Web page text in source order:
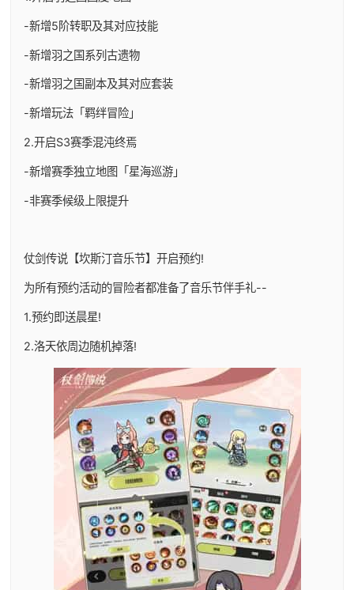
-新增5阶转职及其对应技能
-新增羽之国系列古遗物
-新增羽之国副本及其对应套装
-新增玩法「羁绊冒险」
2.开启S3赛季混沌终焉
-新增赛季独立地图「星海巡游」
-非赛季候级上限提升
仗剑传说【坎斯汀音乐节】开启预约!
为所有预约活动的冒险者都准备了音乐节伴手礼--
1.预约即送晨星!
2.洛天依周边随机掉落!